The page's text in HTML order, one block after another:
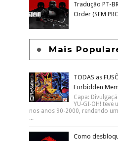
Tradução PT-
Order (SEM
Mais
TODAS as
Forbidden
Capa:
YU-GI-OH! teve
nos anos 90-2000, rendendo
...
Como